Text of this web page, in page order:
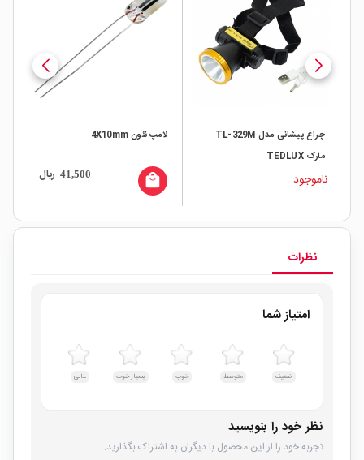
چراغ پیشانی مدل TL-329M
مارک TEDLUX
ناموجود
لامپ نئون 4X10mm
41,500 ریال local_mall
نظرات
امتیاز شما
ضعیف متوسط خوب بسیار خوب عالی
نظر خود را بنویسید
تجربه خود را از این محصول با دیگران به اشتراک بگذارید.